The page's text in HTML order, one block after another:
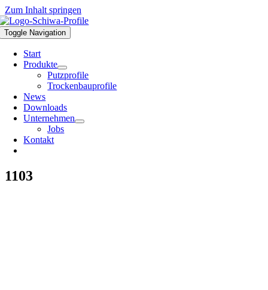
Zum Inhalt springen
Toggle Navigation
Start
Produkte
Putzprofile
Trockenbauprofile
News
Downloads
Unternehmen
Jobs
Kontakt
1103